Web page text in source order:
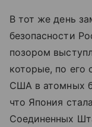
В тот же день
безопасности
позором
которые, по его
США в атомных
что Япония
Соединенных